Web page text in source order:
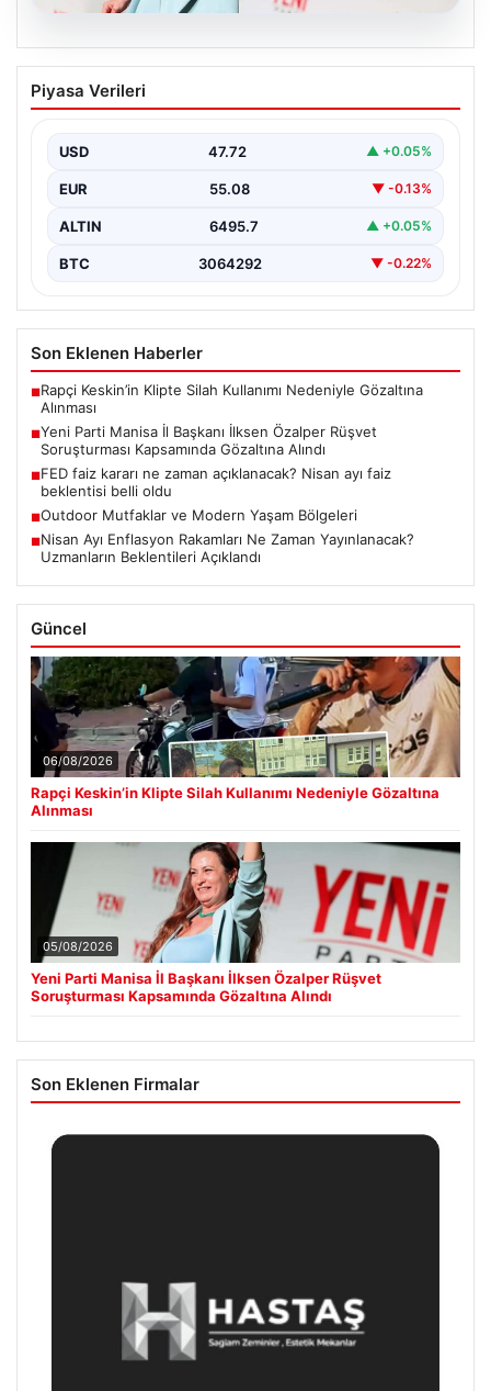
Yeni Parti Manisa İl Başkanı İlksen
Özalper Rüşvet Soruşturması
Manisa'da devam eden rüşvet soruşturması önemli bir
Piyasa Verileri
USD 47.72 ▲ +0.05%
EUR 55.08 ▼ -0.13%
ALTIN 6495.7 ▲ +0.05%
BTC 3064292 ▼ -0.22%
Son Eklenen Haberler
■Rapçi Keskin’in Klipte Silah Kullanımı Nedeniyle Gözaltına
Alınması
■Yeni Parti Manisa İl Başkanı İlksen Özalper Rüşvet
Soruşturması Kapsamında Gözaltına Alındı
■FED faiz kararı ne zaman açıklanacak? Nisan ayı faiz
beklentisi belli oldu
■Outdoor Mutfaklar ve Modern Yaşam Bölgeleri
■Nisan Ayı Enflasyon Rakamları Ne Zaman Yayınlanacak?
Uzmanların Beklentileri Açıklandı
Güncel
06/08/2026
Rapçi Keskin’in Klipte Silah Kullanımı Nedeniyle Gözaltına
Alınması
05/08/2026
Yeni Parti Manisa İl Başkanı İlksen Özalper Rüşvet
Soruşturması Kapsamında Gözaltına Alındı
Son Eklenen Firmalar